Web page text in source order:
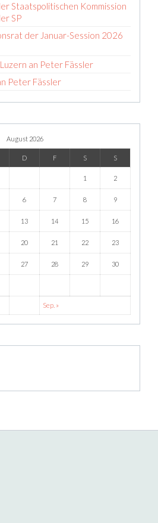
Staatspolitischen Kommission
SP
der Januar-Session 2026
an Peter Fässler
Peter Fässler
August 2026
D F S S
1 2
6 7 8 9
13 14 15 16
20 21 22 23
27 28 29 30
Sep. »